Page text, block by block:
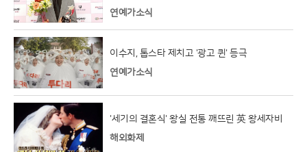
연예가소식
이수지, 톱스타 제치고 '광고 퀸' 등극
연예가소식
'세기의 결혼식' 왕실 전통 깨뜨린 英 왕세자비
해외화제